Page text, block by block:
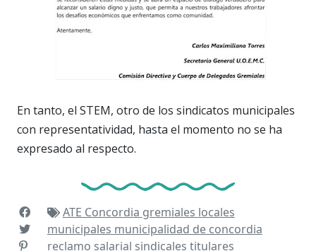
En tanto, el STEM, otro de los sindicatos municipales
con representatividad, hasta el momento no se ha
expresado al respecto.
ATE Concordia gremiales locales
municipales municipalidad de concordia
reclamo salarial sindicales titulares